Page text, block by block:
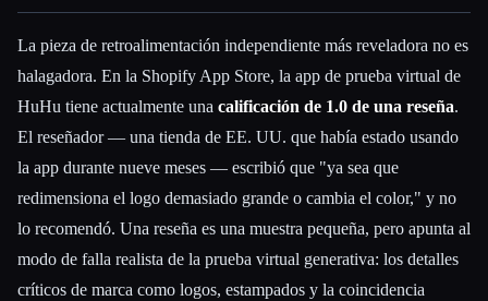
La pieza de retroalimentación independiente más reveladora no es
halagadora. En la Shopify App Store, la app de prueba virtual de
HuHu tiene actualmente una calificación de 1.0 de una reseña.
El reseñador — una tienda de EE. UU. que había estado usando
la app durante nueve meses — escribió que "ya sea que
redimensiona el logo demasiado grande o cambia el color," y no
lo recomendó. Una reseña es una muestra pequeña, pero apunta al
modo de falla realista de la prueba virtual generativa: los detalles
críticos de marca como logos, estampados y la coincidencia